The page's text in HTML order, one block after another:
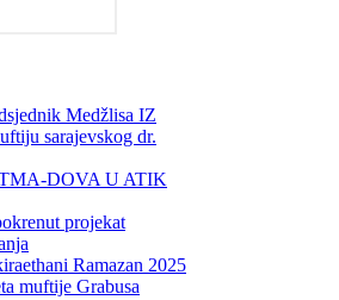
Medžlisa IZ
sarajevskog dr.
DOVA U ATIK
projekat
Ramazan 2025
muftije Grabusa